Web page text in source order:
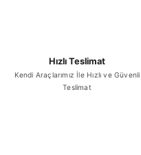
Hızlı Teslimat
Kendi Araçlarımız İle Hızlı ve Güvenli
Teslimat